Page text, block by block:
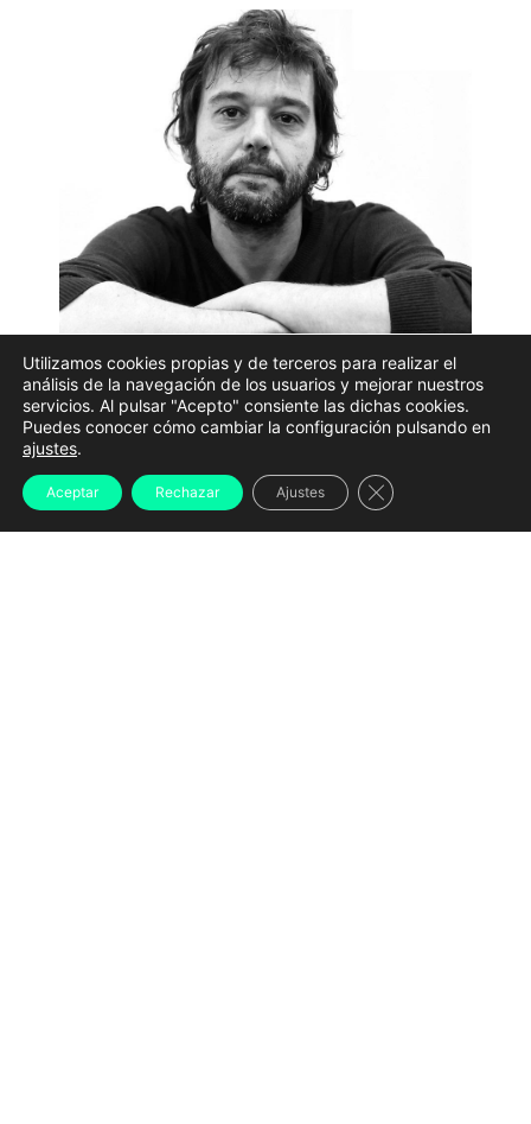
TEXTO: Nicolás Vidal | FOTO: Kiko Delgado
—AÍ. Como estás a vivir a recepción da túa
longametraxe “La Parra”?
—AC.Desconectado de cifras. Hai a quen lle gusta e
a outros, máis pro Netflix, non tanto. Temos un
Utilizamos cookies propias y de terceros para realizar el
análisis de la navegación de los usuarios y mejorar nuestros
servicios. Al pulsar "Acepto" consiente las dichas cookies.
Puedes conocer cómo cambiar la configuración pulsando en
ajustes.
Aceptar Rechazar Ajustes Cerrar el banner de